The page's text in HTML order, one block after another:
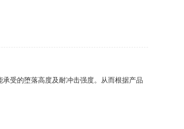
受的堕落高度及耐冲击强度。从而根据产品